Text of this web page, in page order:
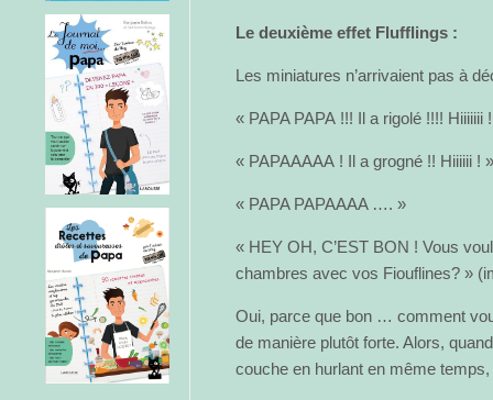
Le deuxième effet Flufflings :
Les miniatures n’arrivaient pas à
« PAPA PAPA !!! Il a rigolé !!!! Hiiiiiii
« PAPAAAAA ! Il a grogné !! Hiiiiii !
« PAPA PAPAAAA …. »
« HEY OH, C’EST BON ! Vous
chambres avec vos Fiouflines? »
Oui, parce que bon … comment
de manière plutôt forte. Alors,
couche en hurlant en même